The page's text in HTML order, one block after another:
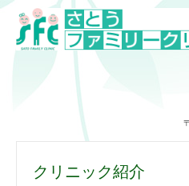
ホーム
交通アクセス
院長コラム
クリニック紹介